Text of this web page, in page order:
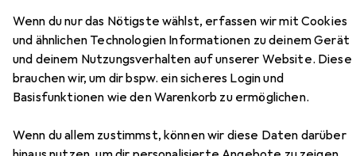
Wenn du nur das Nötigste wählst, erfassen wir mit Cookies
und ähnlichen Technologien Informationen zu deinem Gerät
und deinem Nutzungsverhalten auf unserer Website. Diese
brauchen wir, um dir bspw. ein sicheres Login und
Basisfunktionen wie den Warenkorb zu ermöglichen.
Wenn du allem zustimmst, können wir diese Daten darüber
EUR
79,81
Niimbot K3W Commercial Lake Blue
203 dpi